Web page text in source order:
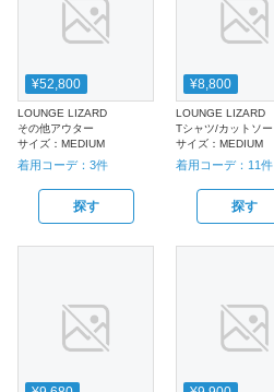
¥52,800
LOUNGE LIZARD
その他アウター
サイズ： MEDIUM
着用コーデ： 3件
探す
¥8,800
LOUNGE LIZARD
Tシャツ/カットソー
サイズ：MEDIUM
着用コーデ： 11件
探す